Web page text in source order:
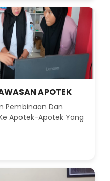
APOTEK
Pembinaan Dan
Apotek-Apotek Yang